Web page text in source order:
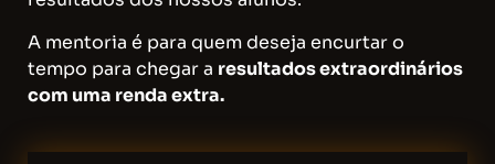
A mentoria é para quem deseja encurtar o
tempo para chegar a resultados extraordinários
com uma renda extra.